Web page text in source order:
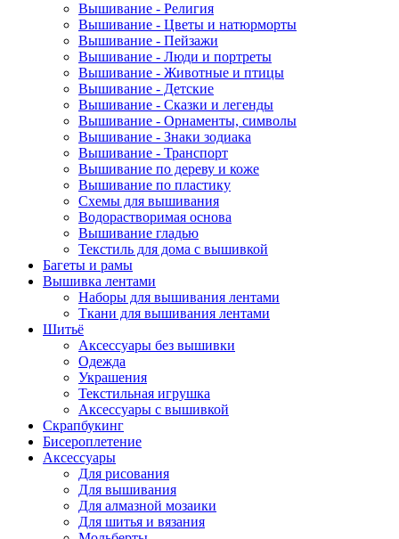
Вышивание - Религия
Вышивание - Цветы и натюрморты
Вышивание - Пейзажи
Вышивание - Люди и портреты
Вышивание - Животные и птицы
Вышивание - Детские
Вышивание - Сказки и легенды
Вышивание - Орнаменты, символы
Вышивание - Знаки зодиака
Вышивание - Транспорт
Вышивание по дереву и коже
Вышивание по пластику
Схемы для вышивания
Водорастворимая основа
Вышивание гладью
Текстиль для дома с вышивкой
Багеты и рамы
Вышивка лентами
Наборы для вышивания лентами
Ткани для вышивания лентами
Шитьё
Аксессуары без вышивки
Одежда
Украшения
Текстильная игрушка
Аксессуары с вышивкой
Скрапбукинг
Бисероплетение
Аксессуары
Для рисования
Для вышивания
Для алмазной мозаики
Для шитья и вязания